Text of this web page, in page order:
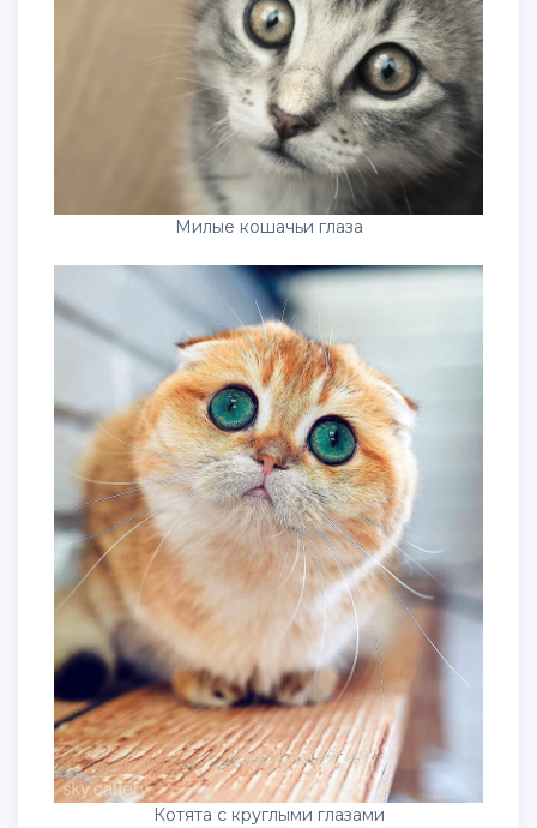
Милые кошачьи глаза
Котята с круглыми глазами